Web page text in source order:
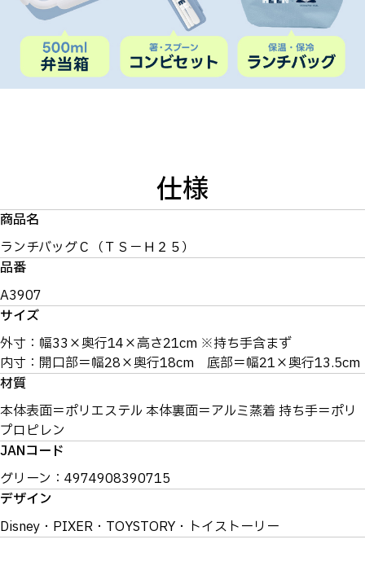
仕様
商品名
ランチバッグＣ（ＴＳ－Ｈ２５）
品番
A3907
サイズ
外寸：幅33×奥行14×高さ21cm ※持ち手含まず
内寸：開口部＝幅28×奥行18cm 底部＝幅21×奥行13.5cm
材質
本体表面＝ポリエステル 本体裏面＝アルミ蒸着 持ち手＝ポリ
プロピレン
JANコード
グリーン：4974908390715
デザイン
Disney・PIXER・TOYSTORY・トイストーリー